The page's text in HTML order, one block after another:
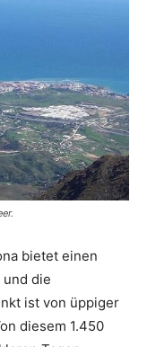
bietet einen
die
ist von üppiger
diesem 1.450